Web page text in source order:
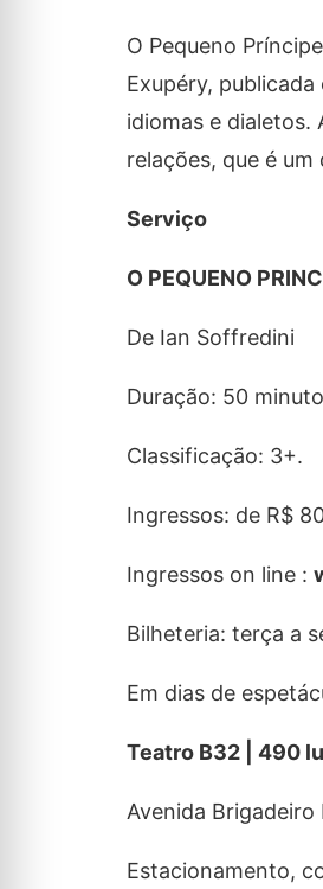
O Pequeno
Exupéry,
idiomas e dialetos.
relações, que é
Serviço
O PEQUENO
De Ian Soffredini
Duração: 50
Classificação: 3+.
Ingressos: de R$
Ingressos on line :
Bilheteria: terça a
Em dias de
Teatro B32 | 490
Avenida Brigadeiro
Estacionamento,